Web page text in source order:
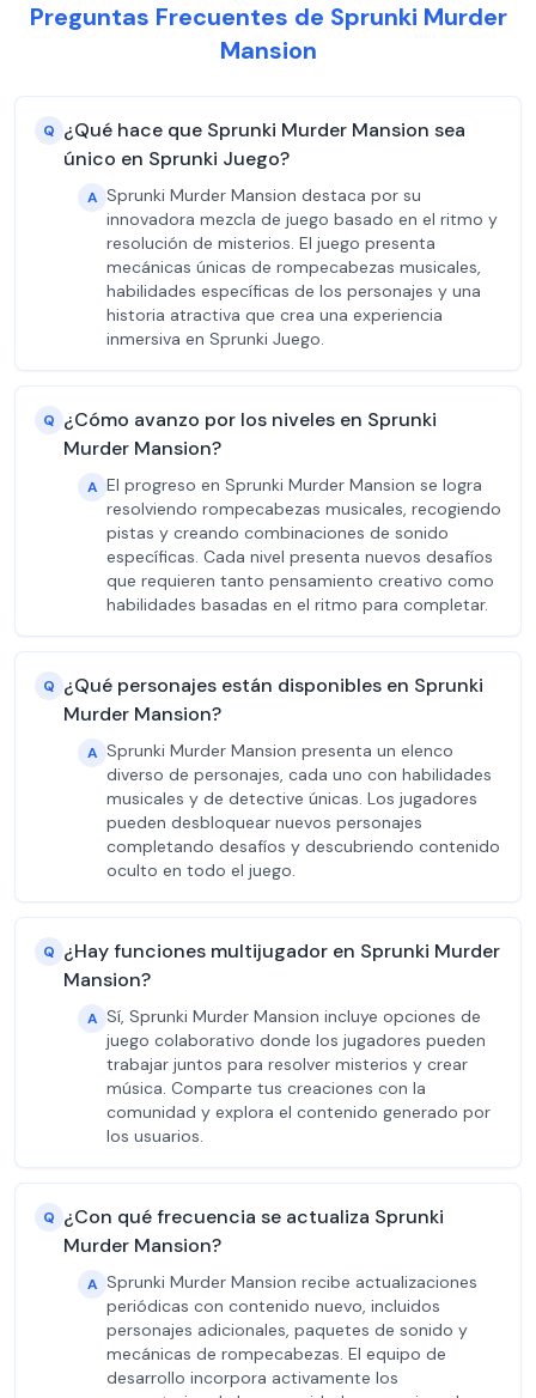
Preguntas Frecuentes de Sprunki Murder
Mansion
Q ¿Qué hace que Sprunki Murder Mansion sea
único en Sprunki Juego?
A Sprunki Murder Mansion destaca por su
innovadora mezcla de juego basado en el ritmo y
resolución de misterios. El juego presenta
mecánicas únicas de rompecabezas musicales,
habilidades específicas de los personajes y una
historia atractiva que crea una experiencia
inmersiva en Sprunki Juego.
Q ¿Cómo avanzo por los niveles en Sprunki
Murder Mansion?
A El progreso en Sprunki Murder Mansion se logra
resolviendo rompecabezas musicales, recogiendo
pistas y creando combinaciones de sonido
específicas. Cada nivel presenta nuevos desafíos
que requieren tanto pensamiento creativo como
habilidades basadas en el ritmo para completar.
Q ¿Qué personajes están disponibles en Sprunki
Murder Mansion?
A Sprunki Murder Mansion presenta un elenco
diverso de personajes, cada uno con habilidades
musicales y de detective únicas. Los jugadores
pueden desbloquear nuevos personajes
completando desafíos y descubriendo contenido
oculto en todo el juego.
Q ¿Hay funciones multijugador en Sprunki Murder
Mansion?
A Sí, Sprunki Murder Mansion incluye opciones de
juego colaborativo donde los jugadores pueden
trabajar juntos para resolver misterios y crear
música. Comparte tus creaciones con la
comunidad y explora el contenido generado por
los usuarios.
Q ¿Con qué frecuencia se actualiza Sprunki
Murder Mansion?
A Sprunki Murder Mansion recibe actualizaciones
periódicas con contenido nuevo, incluidos
personajes adicionales, paquetes de sonido y
mecánicas de rompecabezas. El equipo de
desarrollo incorpora activamente los